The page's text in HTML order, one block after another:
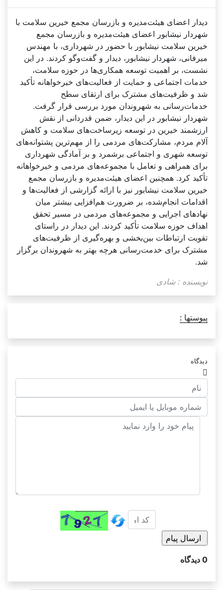
دیدار اعضای هیئت‌مدیره و بازرسان مجمع خیرین سلامت با
شهردار نیشابور اعضای هیئت‌مدیره و بازرسان مجمع
خیرین سلامت نیشابور با حضور در شهرداری، با مهندس
میرفانی، شهردار نیشابور، دیدار و گفت‌وگو کردند. در این
نشست، بر اهمیت توسعه همکاری‌ها در حوزه سلامت،
خدمات اجتماعی و حمایت از فعالیت‌های خیرخواهانه تأکید
شد و ظرفیت‌های مشترک برای ارتقای سطح
خدمات‌رسانی به شهروندان مورد بررسی قرار گرفت.
شهردار نیشابور در این دیدار، ضمن قدردانی از نقش
ارزشمند خیرین در توسعه زیرساخت‌های سلامت و کاهش
آلام مردم، مشارکت‌های مردمی را از مهم‌ترین پشتوانه‌های
توسعه شهری و اجتماعی برشمرد و بر آمادگی شهرداری
برای همراهی و تعامل با مجموعه‌های مردمی و خیرخواهانه
تأکید کرد. همچنین اعضای هیئت‌مدیره و بازرسان مجمع
خیرین سلامت نیشابور نیز با ارائه گزارشی از فعالیت‌ها و
اقدامات انجام‌شده، بر ضرورت هم‌افزایی بیشتر میان
نهادهای اجرایی و مجموعه‌های مردمی در مسیر تحقق
اهداف حوزه سلامت تأکید کردند. این دیدار در راستای
تقویت ارتباطات بین‌بخشی و بهره‌گیری از ظرفیت‌های
مشترک برای خدمت‌رسانی هرچه بهتر به شهروندان برگزار
شد.
نویسنده : شادی
پیوستها :
دیدگاه
0 دیدگاه